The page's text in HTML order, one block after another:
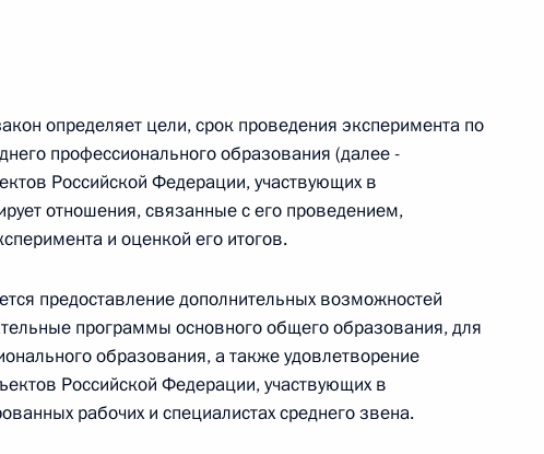
85 и 102 части первой и статью 227–1 части второй Налогового
кодекс Российской Федерации
определяет цели, срок проведения эксперимента по
профессионального образования (далее -
Российской Федерации, участвующих в
отношения, связанные с его проведением,
и оценкой его итогов.
предоставление дополнительных возможностей
программы основного общего образования, для
образования, а также удовлетворение
Российской Федерации, участвующих в
рабочих и специалистах среднего звена.